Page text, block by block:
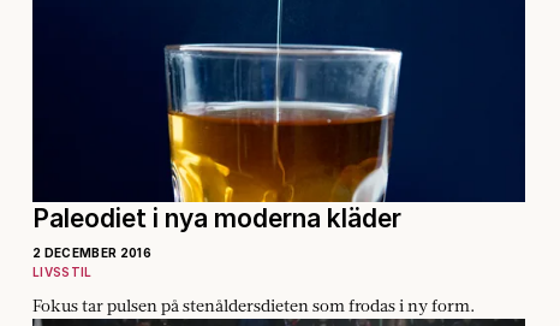
Paleodiet i nya moderna kläder
2 DECEMBER 2016
LIVSSTIL
Fokus tar pulsen på stenåldersdieten som frodas i ny form.